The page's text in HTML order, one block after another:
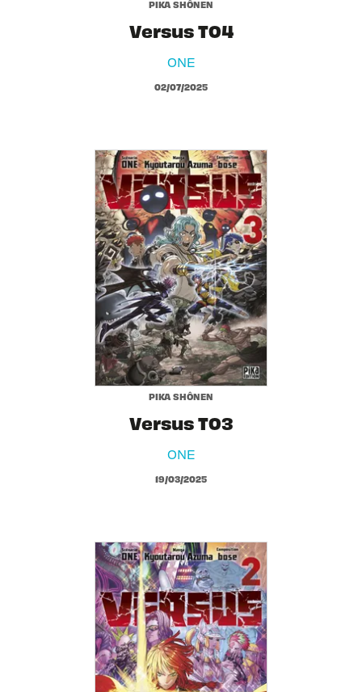
PIKA SHÔNEN
Versus T04
ONE
02/07/2025
PIKA SHÔNEN
Versus T03
ONE
19/03/2025